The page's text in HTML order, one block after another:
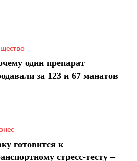
один препарат
за 123 и 67 манатов
готовится к
стресс-тесту –